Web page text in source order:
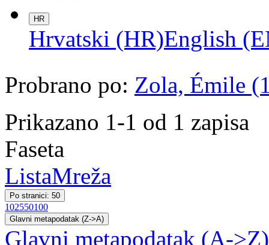
HR
Hrvatski (HR)English
Probrano po: Zola, Émile
Prikazano 1-1 od 1 zapisa
Faseta
ListaMreža
Po stranici: 50
102550100
Glavni metapodatak (Z->A)
Glavni metapodatak (A->Z)